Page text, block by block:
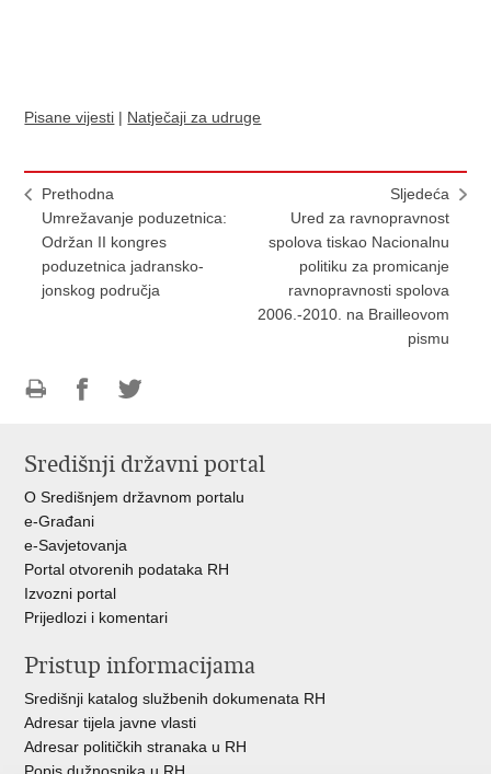
Pisane vijesti | Natječaji za udruge
Prethodna
Umrežavanje poduzetnica:
Održan II kongres
poduzetnica jadransko-
jonskog područja
Sljedeća
Ured za ravnopravnost
spolova tiskao Nacionalnu
politiku za promicanje
ravnopravnosti spolova
2006.-2010. na Brailleovom
pismu
FacebookuTwitteru
Središnji državni portal
O Središnjem državnom portalu
e-Građani
e-Savjetovanja
Portal otvorenih podataka RH
Izvozni portal
Prijedlozi i komentari
Pristup informacijama
Središnji katalog službenih dokumenata RH
Adresar tijela javne vlasti
Adresar političkih stranaka u RH